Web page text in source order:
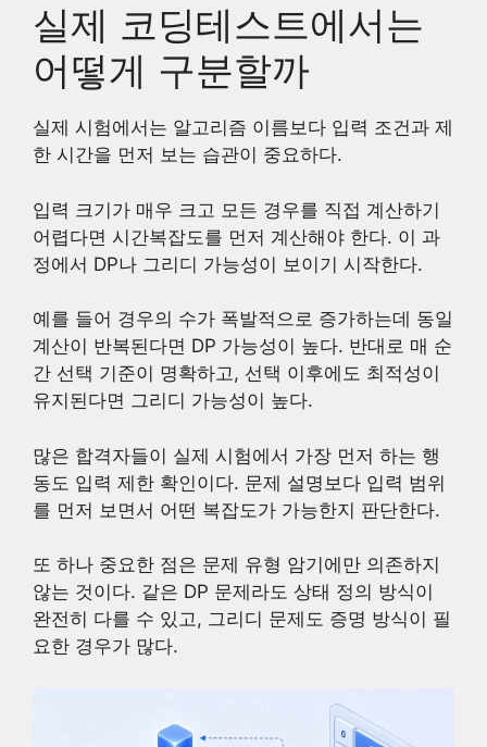
실제 코딩테스트에서는
어떻게 구분할까
실제 시험에서는 알고리즘 이름보다 입력 조건과 제
한 시간을 먼저 보는 습관이 중요하다.
입력 크기가 매우 크고 모든 경우를 직접 계산하기
어렵다면 시간복잡도를 먼저 계산해야 한다. 이 과
정에서 DP나 그리디 가능성이 보이기 시작한다.
예를 들어 경우의 수가 폭발적으로 증가하는데 동일
계산이 반복된다면 DP 가능성이 높다. 반대로 매 순
간 선택 기준이 명확하고, 선택 이후에도 최적성이
유지된다면 그리디 가능성이 높다.
많은 합격자들이 실제 시험에서 가장 먼저 하는 행
동도 입력 제한 확인이다. 문제 설명보다 입력 범위
를 먼저 보면서 어떤 복잡도가 가능한지 판단한다.
또 하나 중요한 점은 문제 유형 암기에만 의존하지
않는 것이다. 같은 DP 문제라도 상태 정의 방식이
완전히 다를 수 있고, 그리디 문제도 증명 방식이 필
요한 경우가 많다.